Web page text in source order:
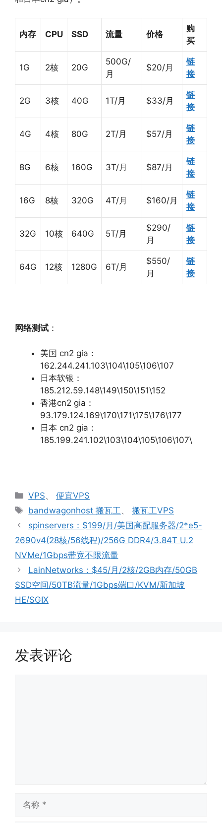
内存 CPU SSD 流量 价格
购
买
1G 2核 20G
500G/
月
$20/月
链
接
2G 3核 40G 1T/月 $33/月
链
接
4G 4核 80G 2T/月 $57/月
链
接
8G 6核 160G 3T/月 $87/月
链
接
16G 8核 320G 4T/月 $160/月
链
接
32G 10核 640G 5T/月
$290/
月
链
接
64G 12核 1280G 6T/月
$550/
月
链
接
网络测试 ：
美国 cn2 gia：
162.244.241.103\104\105\106\107
日本软银：
185.212.59.148\149\150\151\152
香港cn2 gia：
93.179.124.169\170\171\175\176\177
日本 cn2 gia：
185.199.241.102\103\104\105\106\107\
分
类
VPS、便宜VPS
标
签
bandwagonhost 搬瓦工、搬瓦工VPS
spinservers：$199/月/美国高配服务器/2*e5-
2690v4(28核/56线程)/256G DDR4/3.84T U.2
NVMe/1Gbps带宽不限流量
LainNetworks：$45/月/2核/2GB内存/50GB
SSD空间/50TB流量/1Gbps端口/KVM/新加坡
HE/SGIX
发表评论